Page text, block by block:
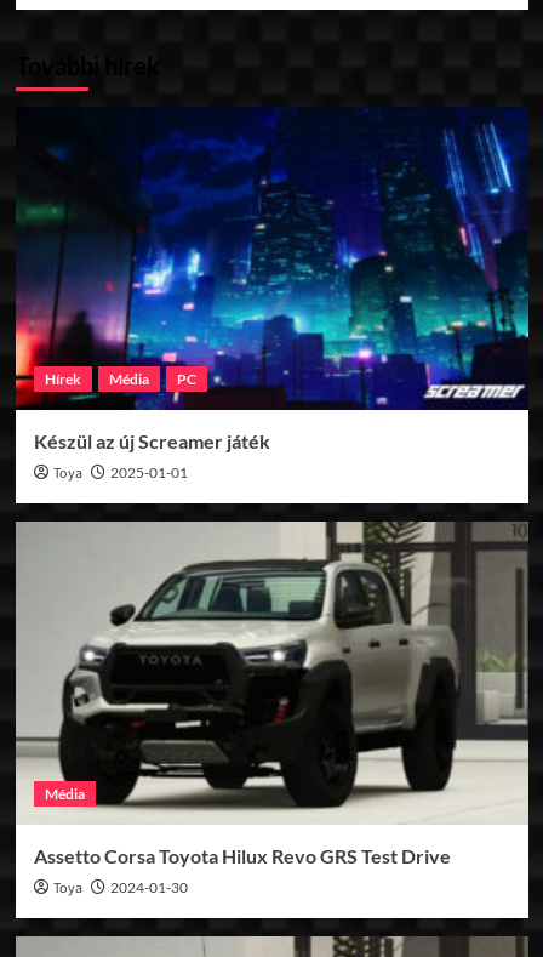
Hírek Média PC
Készül az új Screamer játék
Toya 2025-01-01
Média
Assetto Corsa Toyota Hilux Revo GRS Test Drive
Toya 2024-01-30